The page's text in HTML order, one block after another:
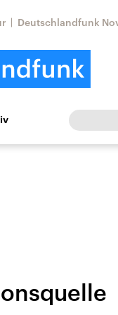
Deutschlandfunk
Europa
Iran
Aktuelle Lage und